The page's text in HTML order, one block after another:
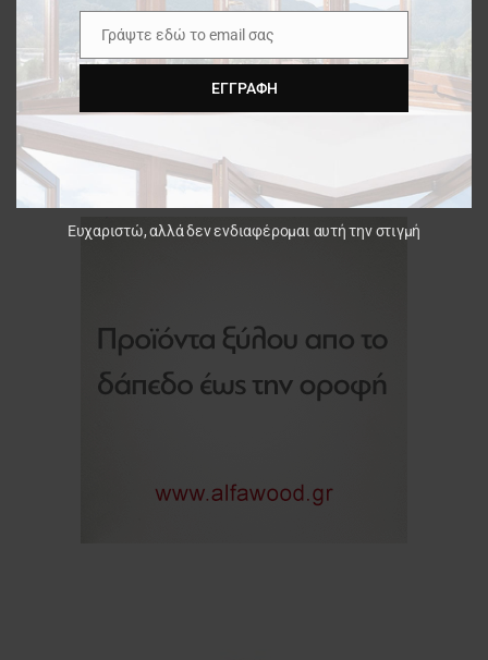
Email
Γράψτε εδώ το email σας
ΕΓΓΡΑΦΉ
Ευχαριστώ, αλλά δεν ενδιαφέρομαι αυτή την στιγμή